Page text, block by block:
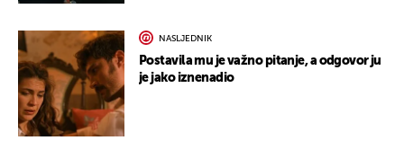
NASLJEDNIK
Postavila mu je važno pitanje, a odgovor ju
je jako iznenadio